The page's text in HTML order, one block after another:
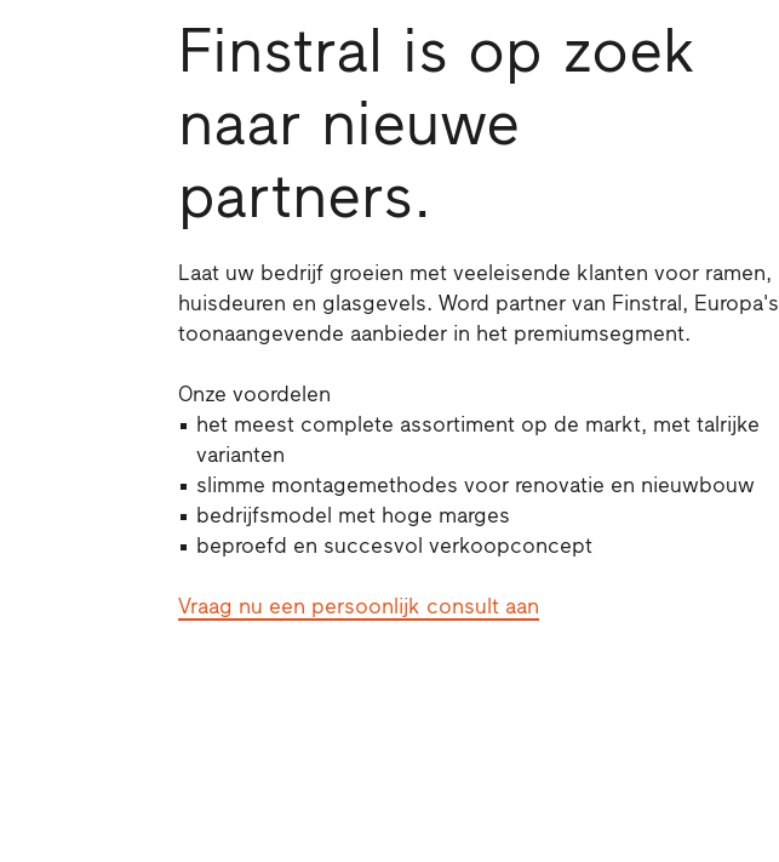
Finstral is op zoek
naar nieuwe
partners.
Laat uw bedrijf groeien met veeleisende klanten voor ramen,
huisdeuren en glasgevels. Word partner van Finstral, Europa's
toonaangevende aanbieder in het premiumsegment.
Onze voordelen
het meest complete assortiment op de markt, met talrijke
varianten
slimme montagemethodes voor renovatie en nieuwbouw
bedrijfsmodel met hoge marges
beproefd en succesvol verkoopconcept
Vraag nu een persoonlijk consult aan